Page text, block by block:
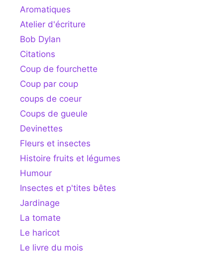
Aromatiques
Atelier d'écriture
Bob Dylan
Citations
Coup de fourchette
Coup par coup
coups de coeur
Coups de gueule
Devinettes
Fleurs et insectes
Histoire fruits et légumes
Humour
Insectes et p'tites bêtes
Jardinage
La tomate
Le haricot
Le livre du mois